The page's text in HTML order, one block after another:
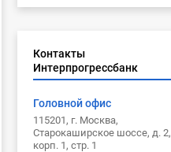
Контакты
Интерпрогрессбанк
Головной офис
115201, г. Москва,
Старокаширское шоссе, д. 2,
корп. 1, стр. 1